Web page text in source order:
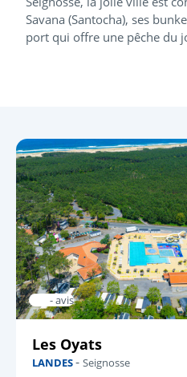
Savana (Santocha), ses
port qui offre une pêche du
- avis
Les Oyats
LANDES- Seignosse